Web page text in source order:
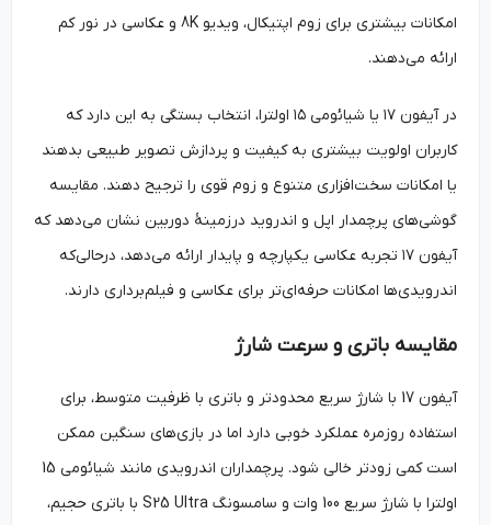
امکانات بیشتری برای زوم اپتیکال، ویدیو 8K و عکاسی در نور کم
ارائه می‌دهند.
در آیفون ۱۷ یا شیائومی ۱۵ اولترا، انتخاب بستگی به این دارد که
کاربران اولویت بیشتری به کیفیت و پردازش تصویر طبیعی بدهند
یا امکانات سخت‌افزاری متنوع و زوم قوی را ترجیح دهند. مقایسه
گوشی‌های پرچمدار اپل و اندروید درزمینهٔ دوربین نشان می‌دهد که
آیفون ۱۷ تجربه عکاسی یکپارچه و پایدار ارائه می‌دهد، درحالی‌که
اندرویدی‌ها امکانات حرفه‌ای‌تر برای عکاسی و فیلم‌برداری دارند.
مقایسه باتری و سرعت شارژ
آیفون 17 با شارژ سریع محدودتر و باتری با ظرفیت متوسط، برای
استفاده روزمره عملکرد خوبی دارد اما در بازی‌های سنگین ممکن
است کمی زودتر خالی شود. پرچمداران اندرویدی مانند شیائومی 15
اولترا با شارژ سریع 100 وات و سامسونگ S25 Ultra با باتری حجیم،